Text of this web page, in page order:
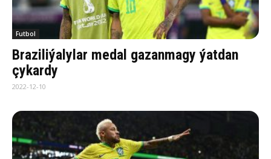
Futbol
Braziliýalylar medal gazanmagy ýatdan
çykardy
2022-12-10